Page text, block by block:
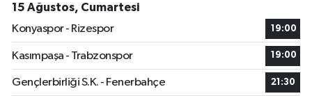
15 Ağustos, Cumartesi
Konyaspor - Rizespor
19:00
Kasımpaşa - Trabzonspor 19:00
Gençlerbirliği S.K. - Fenerbahçe 21:30